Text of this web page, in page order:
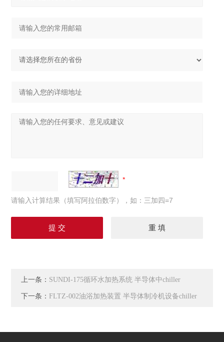
请输入计算结果（填写阿拉伯数字），如：三加四=7
上一条： SUNDI-175循环水加热系统 半导体中chiller
下一条： FLTZ-002油浴加热装置 半导体制冷机设备chiller